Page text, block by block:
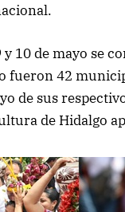
10 de mayo se
fueron 42
de sus
de Hidalgo